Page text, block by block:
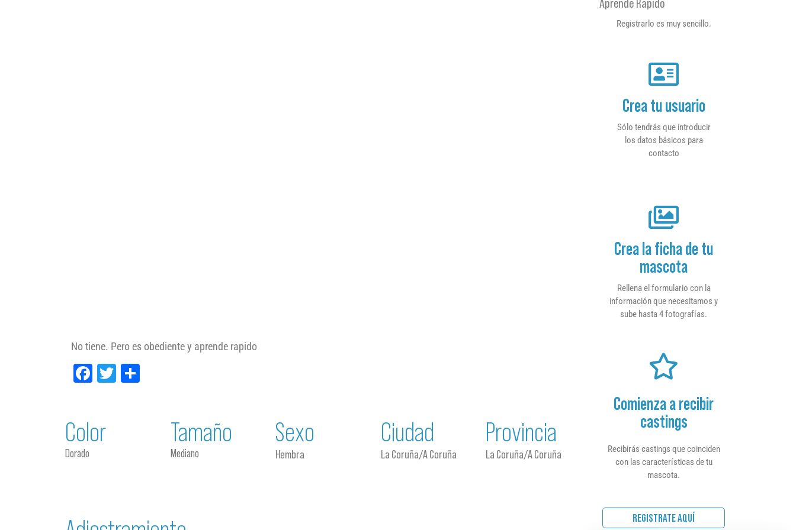
No tiene. Pero es obediente y aprende rapido
Facebook
Twitter
Color
Dorado
Tamaño
Mediano
Sexo
Hembra
Ciudad
La Coruña/A Coruña
Provincia
La Coruña/A Coruña
Aprende Rapido
Registrarlo es muy sencillo.
Crea tu usuario
Sólo tendrás que introducir
los datos básicos para
contacto
Crea la ficha de tu
mascota
Rellena el formulario con la
información que necesitamos y
sube hasta 4 fotografías.
Comienza a recibir
castings
Recibirás castings que coinciden
con las características de tu
mascota.
REGISTRATE AQUÍ